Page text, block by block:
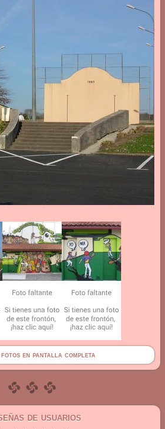
en pantalla completa
de usuarios